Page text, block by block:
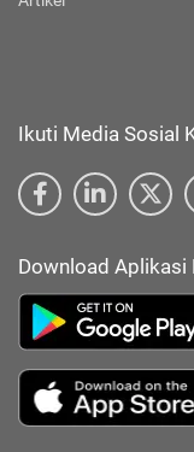
Ikuti Media Sosial
Download Aplikasi